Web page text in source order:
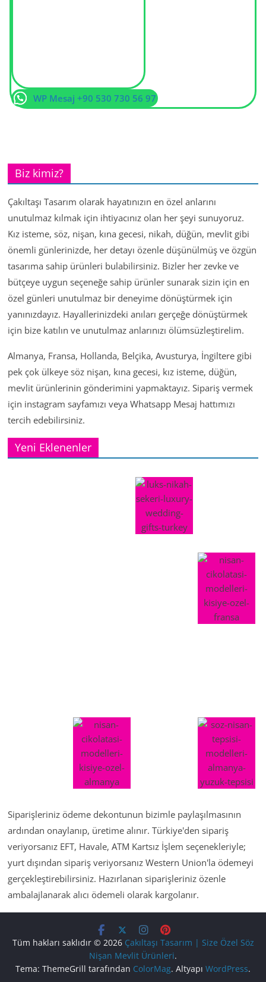
WP Mesaj +90 530 730 56 97
Biz kimiz?
Çakıltaşı Tasarım olarak hayatınızın en özel anlarını
unutulmaz kılmak için ihtiyacınız olan her şeyi sunuyoruz.
Kız isteme, söz, nişan, kına gecesi, nikah, düğün, mevlit gibi
önemli günlerinizde, her detayı özenle düşünülmüş ve özgün
tasarıma sahip ürünleri bulabilirsiniz. Bizler her zevke ve
bütçeye uygun seçeneğe sahip ürünler sunarak sizin için en
özel günleri unutulmaz bir deneyime dönüştürmek için
yanınızdayız. Hayallerinizdeki anıları gerçeğe dönüştürmek
için bize katılın ve unutulmaz anlarınızı ölümsüzleştirelim.
Almanya, Fransa, Hollanda, Belçika, Avusturya, İngiltere gibi
pek çok ülkeye söz nişan, kına gecesi, kız isteme, düğün,
mevlit ürünlerinin gönderimini yapmaktayız. Sipariş vermek
için instagram sayfamızı veya Whatsapp Mesaj hattımızı
tercih edebilirsiniz.
Yeni Eklenenler
Siparişleriniz ödeme dekontunun bizimle paylaşılmasının
ardından onaylanıp, üretime alınır. Türkiye'den sipariş
veriyorsanız EFT, Havale, ATM Kartsız İşlem seçenekleriyle;
yurt dışından sipariş veriyorsanız Western Union'la ödemeyi
gerçekleştirebilirsiniz. Hazırlanan siparişleriniz özenle
ambalajlanarak alıcı ödemeli olarak kargolanır.
Tüm hakları saklıdır © 2026 Çakıltaşı Tasarım | Size Özel Söz
Nişan Mevlit Ürünleri.
Tema: ThemeGrill tarafından ColorMag. Altyapı WordPress.